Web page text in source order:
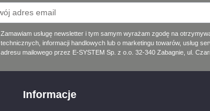
Zamawiam usługę newsletter i tym samym wyrażam zgodę na
technicznych, informacji handlowych lub o marketingu towarów, usług
adresu mailowego przez E-SYSTEM Sp. z o.o. 32-340 Zabagnie, ul.
Informacje